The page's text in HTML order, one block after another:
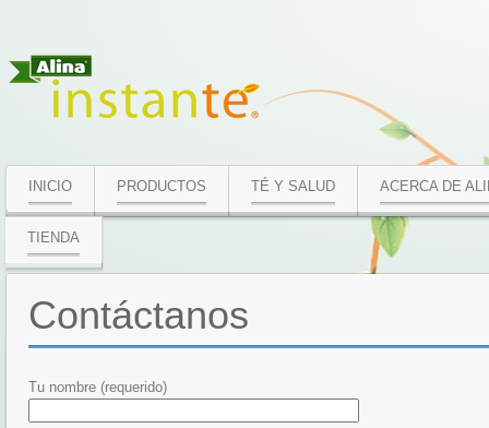
INICIO PRODUCTOS TÉ Y SALUD ACERCA DE
TIENDA
Contáctanos
Tu nombre (requerido)